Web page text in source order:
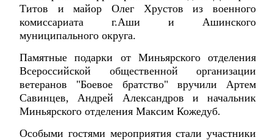
Титов и майор Олег Хрустов из военного
комиссариата г.Аши и Ашинского
муниципального округа.
Памятные подарки от Миньярского отделения
Всероссийской общественной организации
ветеранов "Боевое братство" вручили Артем
Савинцев, Андрей Александров и начальник
Миньярского отделения Максим Кожедуб.
Особыми гостями мероприятия стали участники